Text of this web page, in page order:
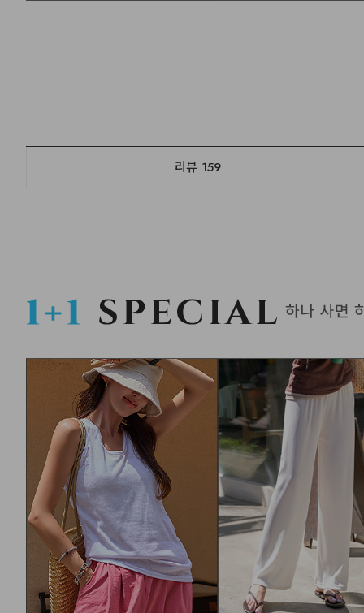
리뷰 159